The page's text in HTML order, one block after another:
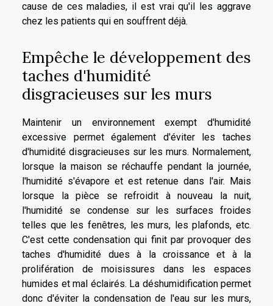
cause de ces maladies, il est vrai qu'il les aggrave
chez les patients qui en souffrent déjà.
Empêche le développement des
taches d'humidité
disgracieuses sur les murs
Maintenir un environnement exempt d'humidité
excessive permet également d'éviter les taches
d'humidité disgracieuses sur les murs. Normalement,
lorsque la maison se réchauffe pendant la journée,
l'humidité s'évapore et est retenue dans l'air. Mais
lorsque la pièce se refroidit à nouveau la nuit,
l'humidité se condense sur les surfaces froides
telles que les fenêtres, les murs, les plafonds, etc.
C'est cette condensation qui finit par provoquer des
taches d'humidité dues à la croissance et à la
prolifération de moisissures dans les espaces
humides et mal éclairés. La déshumidification permet
donc d'éviter la condensation de l'eau sur les murs,